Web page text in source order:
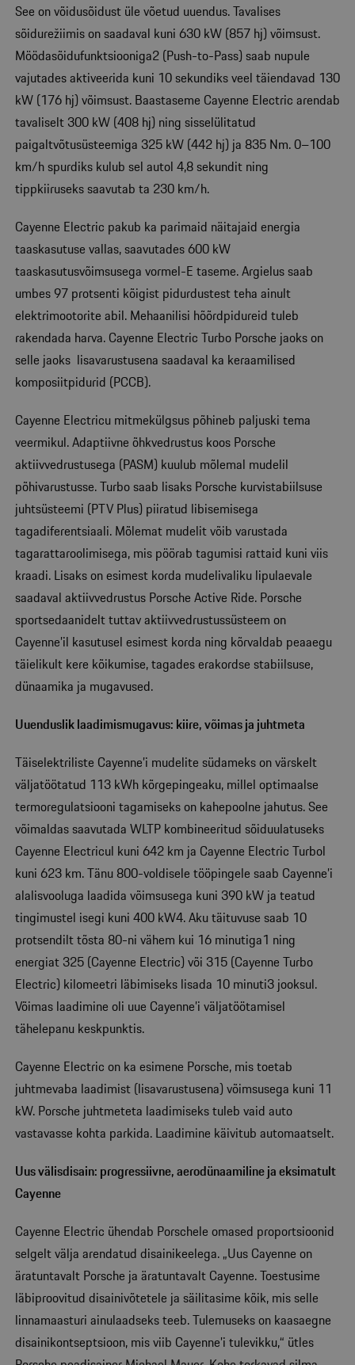
See on võidusõidust üle võetud uuendus. Tavalises
sõidurežiimis on saadaval kuni 630 kW (857 hj) võimsust.
Möödasõidufunktsiooniga2 (Push-to-Pass) saab nupule
vajutades aktiveerida kuni 10 sekundiks veel täiendavad 130
kW (176 hj) võimsust. Baastaseme Cayenne Electric arendab
tavaliselt 300 kW (408 hj) ning sisselülitatud
paigaltvõtusüsteemiga 325 kW (442 hj) ja 835 Nm. 0–100
km/h spurdiks kulub sel autol 4,8 sekundit ning
tippkiiruseks saavutab ta 230 km/h.
Cayenne Electric pakub ka parimaid näitajaid energia
taaskasutuse vallas, saavutades 600 kW
taaskasutusvõimsusega vormel-E taseme. Argielus saab
umbes 97 protsenti kõigist pidurdustest teha ainult
elektrimootorite abil. Mehaanilisi hõõrdpidureid tuleb
rakendada harva. Cayenne Electric Turbo Porsche jaoks on
selle jaoks lisavarustusena saadaval ka keraamilised
komposiitpidurid (PCCB).
Cayenne Electricu mitmekülgsus põhineb paljuski tema
veermikul. Adaptiivne õhkvedrustus koos Porsche
aktiivvedrustusega (PASM) kuulub mõlemal mudelil
põhivarustusse. Turbo saab lisaks Porsche kurvistabiilsuse
juhtsüsteemi (PTV Plus) piiratud libisemisega
tagadiferentsiaali. Mõlemat mudelit võib varustada
tagarattaroolimisega, mis pöörab tagumisi rattaid kuni viis
kraadi. Lisaks on esimest korda mudelivaliku lipulaevale
saadaval aktiivvedrustus Porsche Active Ride. Porsche
sportsedaanidelt tuttav aktiivvedrustussüsteem on
Cayenne’il kasutusel esimest korda ning kõrvaldab peaaegu
täielikult kere kõikumise, tagades erakordse stabiilsuse,
dünaamika ja mugavused.
Uuenduslik laadimismugavus: kiire, võimas ja juhtmeta
Täiselektriliste Cayenne’i mudelite südameks on värskelt
väljatöötatud 113 kWh kõrgepingeaku, millel optimaalse
termoregulatsiooni tagamiseks on kahepoolne jahutus. See
võimaldas saavutada WLTP kombineeritud sõiduulatuseks
Cayenne Electricul kuni 642 km ja Cayenne Electric Turbol
kuni 623 km. Tänu 800-voldisele tööpingele saab Cayenne’i
alalisvooluga laadida võimsusega kuni 390 kW ja teatud
tingimustel isegi kuni 400 kW4. Aku täituvuse saab 10
protsendilt tõsta 80-ni vähem kui 16 minutiga1 ning
energiat 325 (Cayenne Electric) või 315 (Cayenne Turbo
Electric) kilomeetri läbimiseks lisada 10 minuti3 jooksul.
Võimas laadimine oli uue Cayenne’i väljatöötamisel
tähelepanu keskpunktis.
Cayenne Electric on ka esimene Porsche, mis toetab
juhtmevaba laadimist (lisavarustusena) võimsusega kuni 11
kW. Porsche juhtmeteta laadimiseks tuleb vaid auto
vastavasse kohta parkida. Laadimine käivitub automaatselt.
Uus välisdisain: progressiivne, aerodünaamiline ja eksimatult
Cayenne
Cayenne Electric ühendab Porschele omased proportsioonid
selgelt välja arendatud disainikeelega. „Uus Cayenne on
äratuntavalt Porsche ja äratuntavalt Cayenne. Toestusime
läbiproovitud disainivõtetele ja säilitasime kõik, mis selle
linnamaasturi ainulaadseks teeb. Tulemuseks on kaasaegne
disainikontseptsioon, mis viib Cayenne’i tulevikku,“ ütles